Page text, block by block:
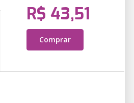
R$ 43,51
Comprar